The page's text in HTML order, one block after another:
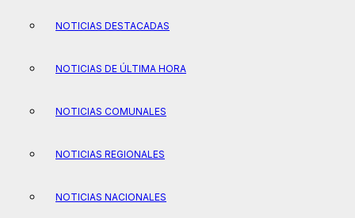
NOTICIAS DESTACADAS
NOTICIAS DE ÚLTIMA HORA
NOTICIAS COMUNALES
NOTICIAS REGIONALES
NOTICIAS NACIONALES